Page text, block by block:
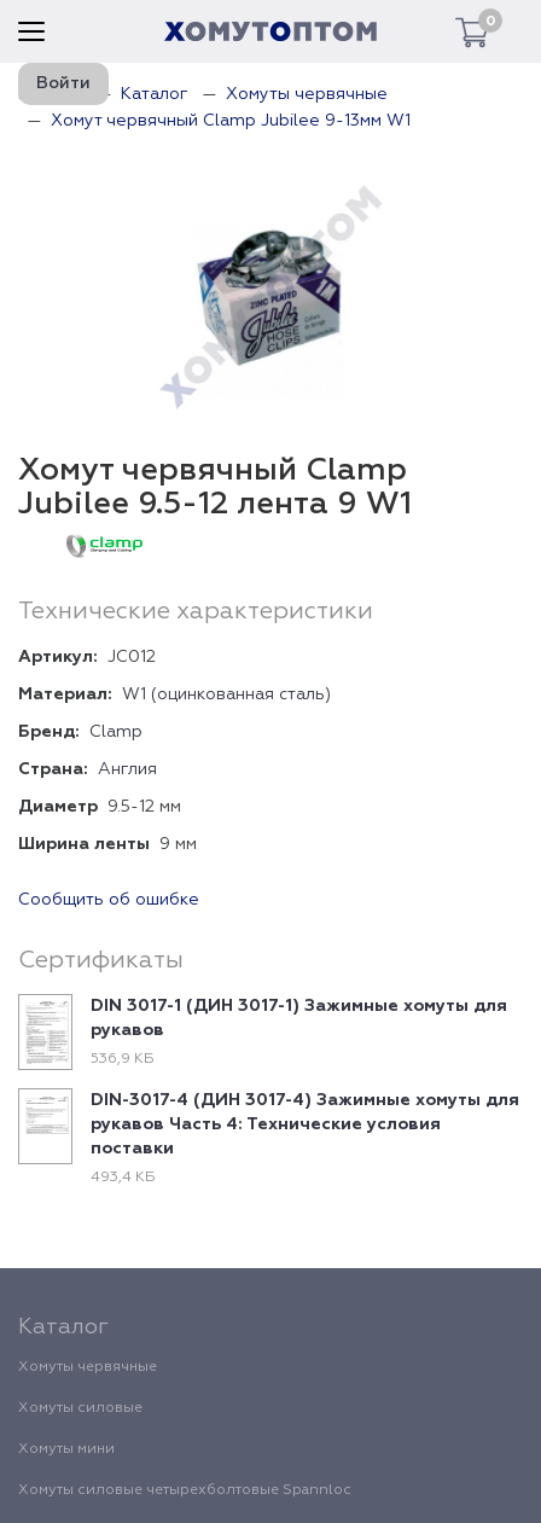
0
Войти
Главная Каталог
Хомуты червячные
Хомут червячный Clamp Jubilee 9-13мм W1
Хомут червячный Clamp
Jubilee 9.5-12 лента 9 W1
Технические характеристики
Артикул: JC012
Материал: W1 (оцинкованная сталь)
Бренд: Clamp
Страна: Англия
Диаметр 9.5-12 мм
Ширина ленты 9 мм
Сообщить об ошибке
Сертификаты
DIN 3017-1 (ДИН 3017-1) Зажимные хомуты для
рукавов
536,9 КБ
DIN-3017-4 (ДИН 3017-4) Зажимные хомуты для
рукавов Часть 4: Технические условия
поставки
493,4 КБ
Каталог
Хомуты червячные
Хомуты силовые
Хомуты мини
Хомуты силовые четырехболтовые Spannloc